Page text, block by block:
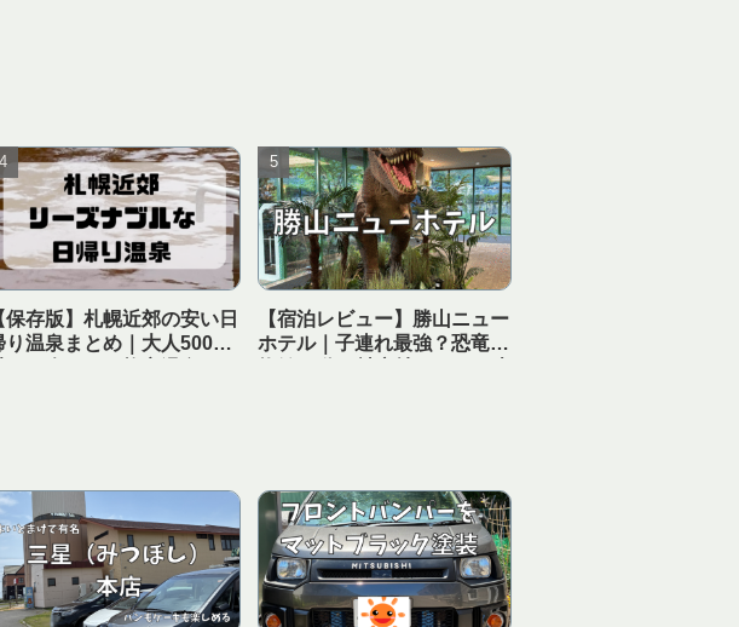
保存版】札幌近郊の安い日
り温泉まとめ｜大人500円
【宿泊レビュー】勝山ニュー
ホテル｜子連れ最強？恐竜博